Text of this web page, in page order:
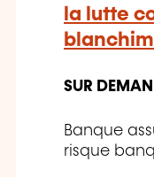
la lutte
SUR
Banque
risque